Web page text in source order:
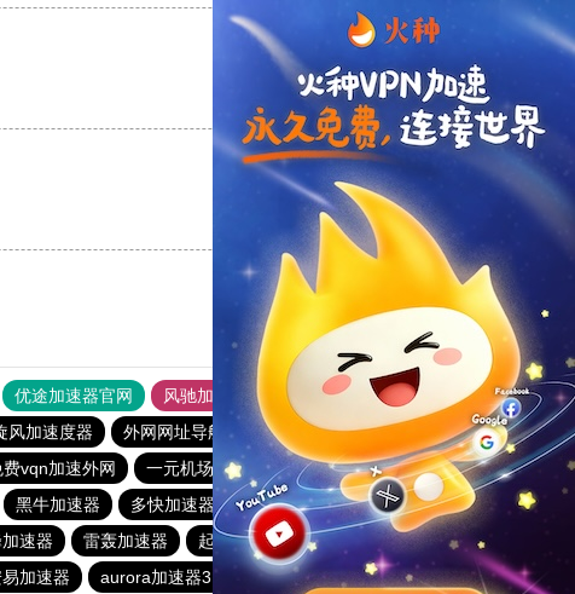
支持 [0] 反对 [0]
支持
优途加速器官网 风驰加速器
旋风加速器
风加速度器 外网网址导航 软件中心 雷霆加速
狂飙加速器
费vqn加速外网 一元机场 78加速器 一分机场
云梯加速器
黑牛加速器 多快加速器
旋风app加速器官网下载
速器 雷轰加速器 起飞加速器
免费不需要实名认证的加速器
加速器 aurora加速器3.0.7 海鸥加速器